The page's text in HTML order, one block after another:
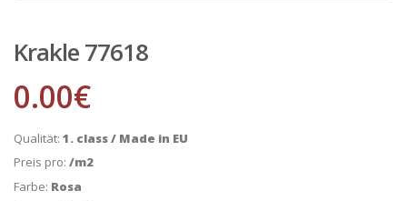
Krakle 77618
0.00€
Qualität: 1. class / Made in EU
Preis pro: /m2
Farbe: Rosa